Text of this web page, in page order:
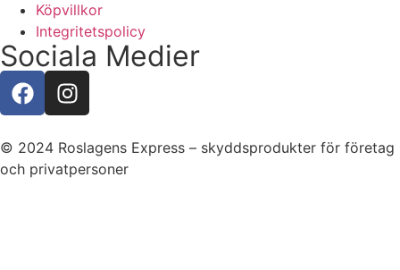
Köpvillkor
Integritetspolicy
Sociala Medier
© 2024 Roslagens Express – skyddsprodukter för företag
och privatpersoner